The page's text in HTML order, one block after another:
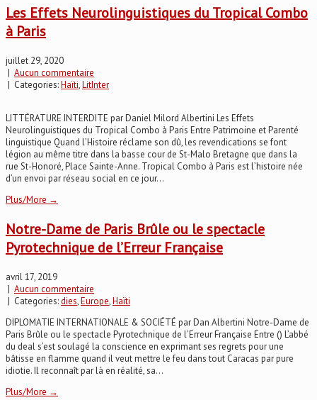
Les Effets Neurolinguistiques du Tropical Combo
à Paris
juillet 29, 2020
| Aucun commentaire
| Categories:Haïti,LitInter
LITTÉRATURE INTERDITE par Daniel Milord Albertini Les Effets
Neurolinguistiques du Tropical Combo à Paris Entre Patrimoine et Parenté
linguistique Quand l’Histoire réclame son dû, les revendications se font
légion au même titre dans la basse cour de St-Malo Bretagne que dans la
rue St-Honoré, Place Sainte-Anne. Tropical Combo à Paris est l’histoire née
d’un envoi par réseau social en ce jour...
Plus/More →
Notre-Dame de Paris Brûle ou le spectacle
Pyrotechnique de l’Erreur Française
avril 17, 2019
| Aucun commentaire
| Categories:dies,Europe,Haïti
DIPLOMATIE INTERNATIONALE & SOCIÉTÉ par Dan Albertini Notre-Dame de
Paris Brûle ou le spectacle Pyrotechnique de l’Erreur Française Entre () L’abbé
du deal s’est soulagé la conscience en exprimant ses regrets pour une
bâtisse en flamme quand il veut mettre le feu dans tout Caracas par pure
idiotie. Il reconnaît par là en réalité, sa...
Plus/More →